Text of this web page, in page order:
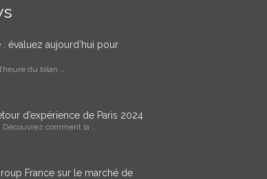
évaluez aujourd’hui pour
du bilan …
d’expérience de Paris 2024
Découvrez comment la …
France sur le marché de